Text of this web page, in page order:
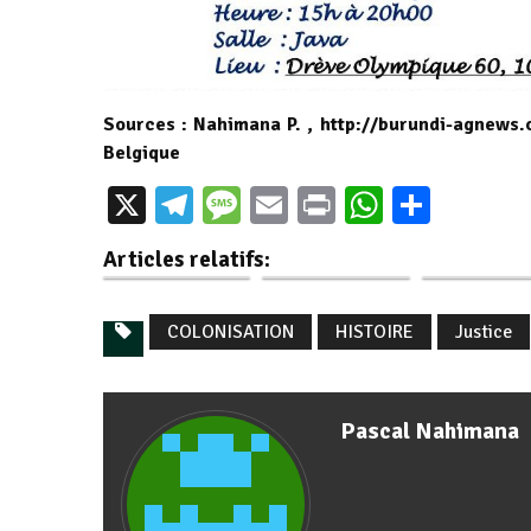
Sources : Nahimana P. , http://burundi-
Belgique
X Telegram
Message
EmailPrintWhatsApp
Articles relatifs:
Burundi / Agenda :
Belgique —…
Burundi / Agenda :
COLONISATION HISTOIRE Justice
Pascal Nahimana